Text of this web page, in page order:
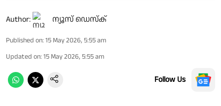
Author: ന്യൂസ് ഡെസ്ക്
Published on: 15 May 2026, 5:55 am
Updated on: 15 May 2026, 5:55 am
Follow Us